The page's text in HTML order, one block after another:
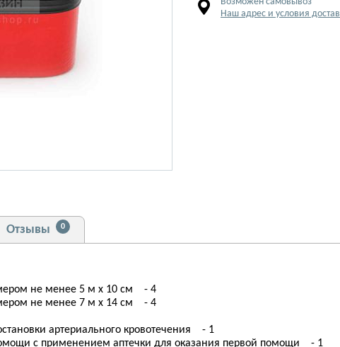
Наш адрес и условия
Отзывы 0
не менее 5 м х 10 см - 4
не менее 7 м х 14 см - 4
артериального кровотечения - 1
с применением аптечки для оказания первой помощи - 1